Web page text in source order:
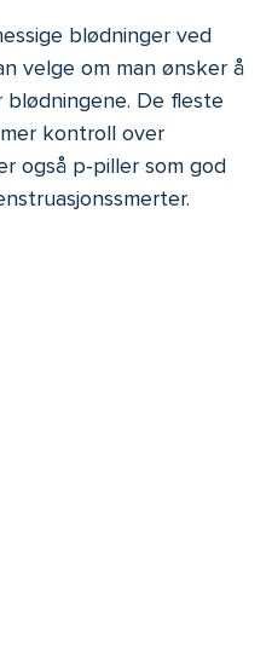
blødninger ved
velge om man ønsker å
De fleste
kontroll over
også p-piller som god